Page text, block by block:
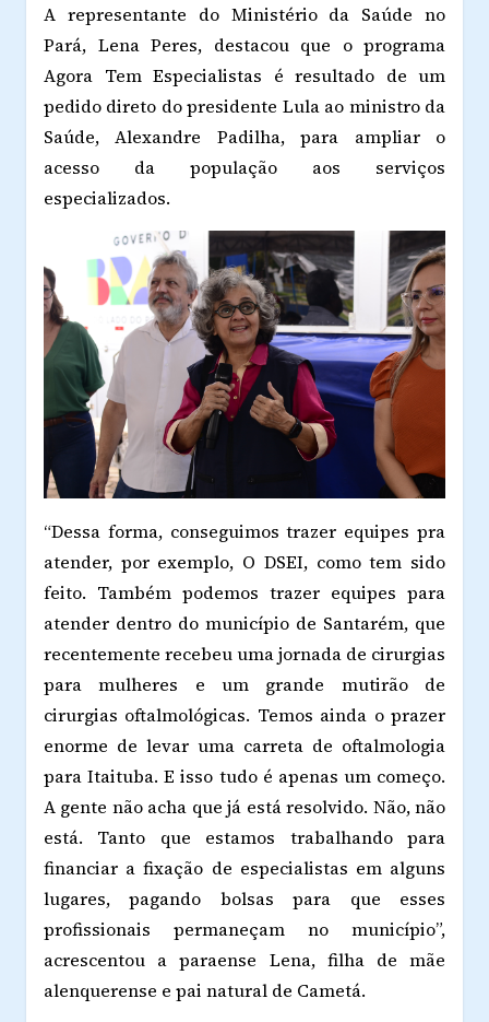
A representante do Ministério da Saúde no
Pará, Lena Peres, destacou que o programa
Agora Tem Especialistas é resultado de um
pedido direto do presidente Lula ao ministro da
Saúde, Alexandre Padilha, para ampliar o
acesso da população aos serviços
especializados.
“Dessa forma, conseguimos trazer equipes pra
atender, por exemplo, O DSEI, como tem sido
feito. Também podemos trazer equipes para
atender dentro do município de Santarém, que
recentemente recebeu uma jornada de cirurgias
para mulheres e um grande mutirão de
cirurgias oftalmológicas. Temos ainda o prazer
enorme de levar uma carreta de oftalmologia
para Itaituba. E isso tudo é apenas um começo.
A gente não acha que já está resolvido. Não, não
está. Tanto que estamos trabalhando para
financiar a fixação de especialistas em alguns
lugares, pagando bolsas para que esses
profissionais permaneçam no município”,
acrescentou a paraense Lena, filha de mãe
alenquerense e pai natural de Cametá.